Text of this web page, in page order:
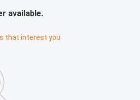
available.
that interest you